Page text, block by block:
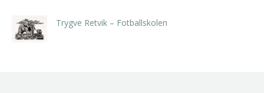
Trygve Retvik – Fotballskolen